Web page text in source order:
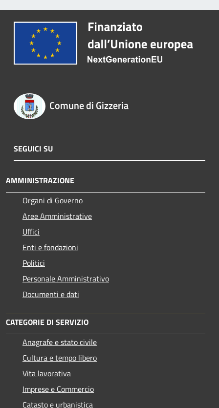
Comune di Gizzeria
SEGUICI SU
AMMINISTRAZIONE
Organi di Governo
Aree Amministrative
Uffici
Enti e fondazioni
Politici
Personale Amministrativo
Documenti e dati
CATEGORIE DI SERVIZIO
Anagrafe e stato civile
Cultura e tempo libero
Vita lavorativa
Imprese e Commercio
Catasto e urbanistica